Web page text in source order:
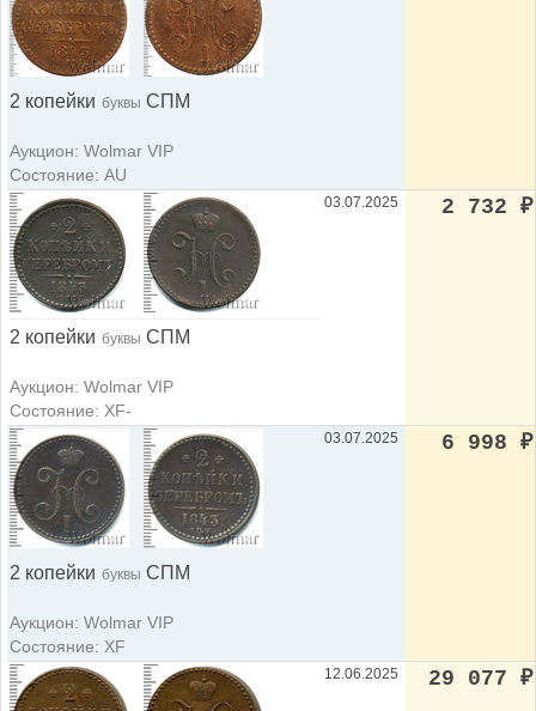
2 копейки буквы СПМ
Аукцион: Wolmar VIP
Состояние: AU
2 копейки буквы СПМ
Аукцион: Wolmar VIP
Состояние: XF-
03.07.2025 2 732 ₽
2 копейки буквы СПМ
Аукцион: Wolmar VIP
Состояние: XF
03.07.2025 6 998 ₽
12.06.2025 29 077 ₽